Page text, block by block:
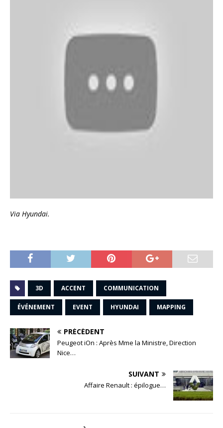
Via Hyundai.
3D ACCENT COMMUNICATION
ÉVÉNEMENT EVENT HYUNDAI MAPPING
PRÉCÉDENT
Peugeot iOn : Après Mme la Ministre, Direction
Nice…
SUIVANT
Affaire Renault : épilogue…